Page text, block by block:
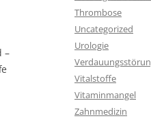
–
Thrombose
Uncategorized
Urologie
Vitalstoffe
Vitaminmangel
Zahnmedizin